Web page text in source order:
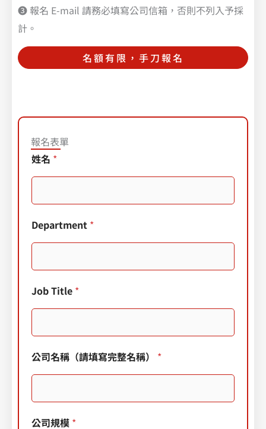
❸ 報名 E-mail 請務必填寫公司信箱，否則不列入予採
計。
名額有限，手刀報名
報名表單
日
戳
其
姓名 *
Department *
Job Title *
公司名稱（請填寫完整名稱） *
公司規模 *